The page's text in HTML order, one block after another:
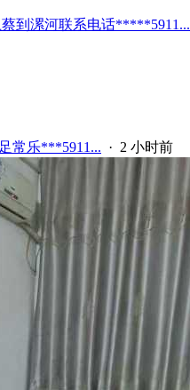
到漯河联系电话*****5911...
常乐***5911... · 2 小时前